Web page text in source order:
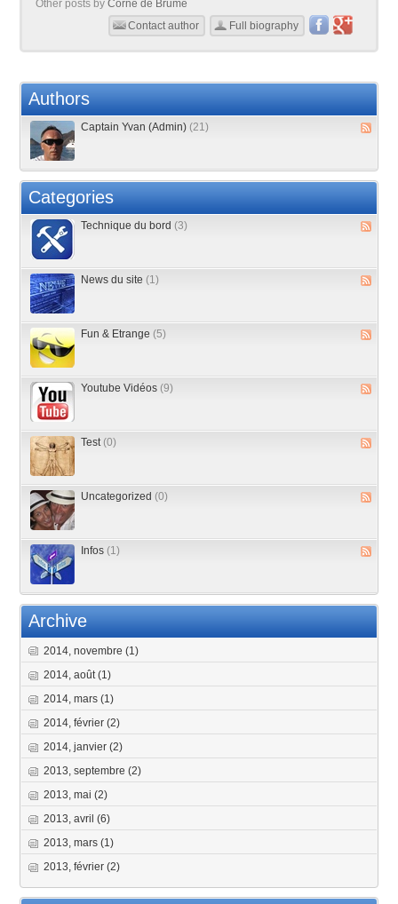
Other posts byCorne de Brume
Contact author
Full biography
Authors
Captain Yvan (Admin) (21)
Categories
Technique du bord (3)
News du site (1)
Fun & Etrange (5)
Youtube Vidéos (9)
Test (0)
Uncategorized (0)
Infos (1)
Archive
2014, novembre(1)
2014, août(1)
2014, mars(1)
2014, février(2)
2014, janvier(2)
2013, septembre(2)
2013, mai(2)
2013, avril(6)
2013, mars(1)
2013, février(2)